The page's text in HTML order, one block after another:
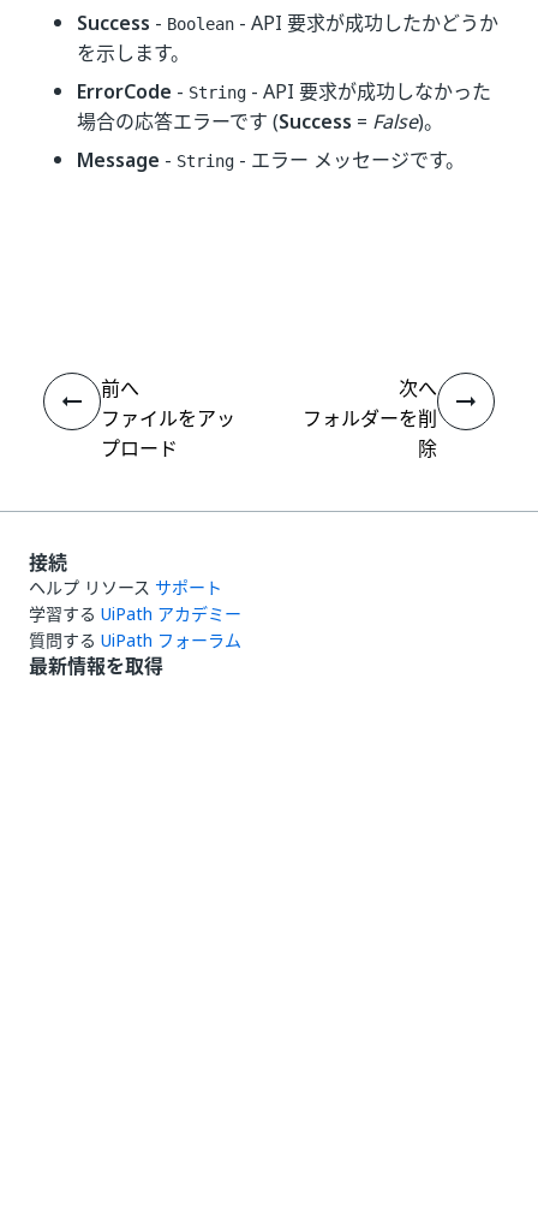
Success - Boolean - API 要求が成功したかどうか
を示します。
ErrorCode - String - API 要求が成功しなかった
場合の応答エラーです (Success = False)。
Message - String - エラー メッセージです。
前へ
ファイルをアッ
プロード
次へ
フォルダーを削
除
接続
ヘルプ リソース サポート
学習する UiPath アカデミー
質問する UiPath フォーラム
最新情報を取得